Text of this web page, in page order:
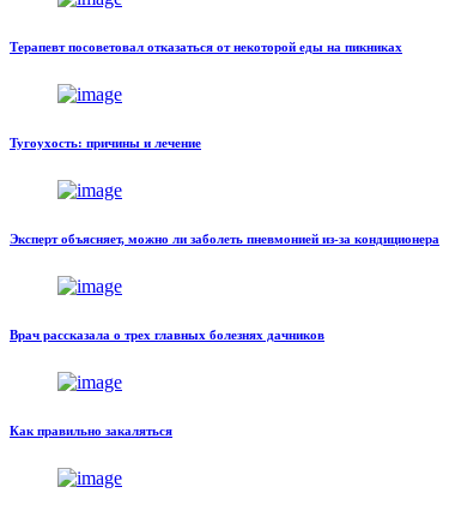
Терапевт посоветовал отказаться от некоторой еды на пикниках
Тугоухость: причины и лечение
Эксперт объясняет, можно ли заболеть пневмонией из-за кондиционера
Врач рассказала о трех главных болезнях дачников
Как правильно закаляться